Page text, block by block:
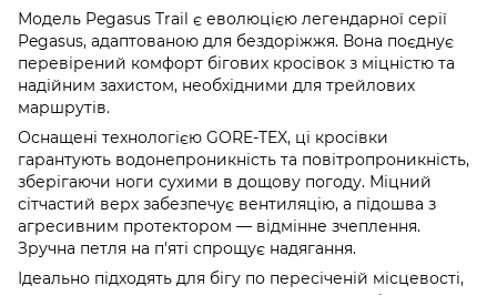
Модель Pegasus Trail є еволюцією легендарної серії
Pegasus, адаптованою для бездоріжжя. Вона поєднує
перевірений комфорт бігових кросівок з міцністю та
надійним захистом, необхідними для трейлових
маршрутів.
Оснащені технологією GORE-TEX, ці кросівки
гарантують водонепроникність та повітропроникність,
зберігаючи ноги сухими в дощову погоду. Міцний
сітчастий верх забезпечує вентиляцію, а підошва з
агресивним протектором — відмінне зчеплення.
Зручна петля на п'яті спрощує надягання.
Ідеально підходять для бігу по пересіченій місцевості,